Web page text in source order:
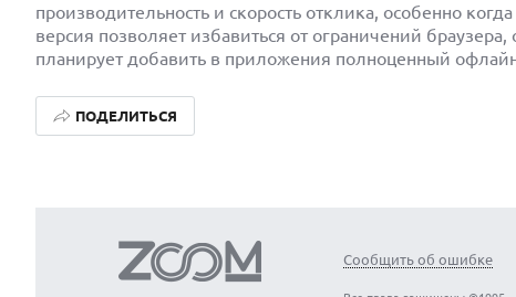
производительность и скорость отклика, особенно
версия позволяет избавиться от ограничений
планирует добавить в приложения полноценный
ПОДЕЛИТЬСЯ
Сообщить об ошибке